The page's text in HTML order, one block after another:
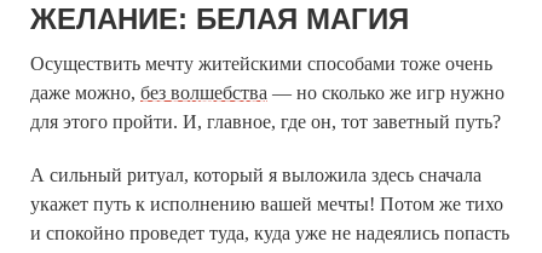
ЖЕЛАНИЕ: БЕЛАЯ МАГИЯ
Осуществить мечту житейскими способами тоже очень
даже можно, без волшебства — но сколько же игр нужно
для этого пройти. И, главное, где он, тот заветный путь?
А сильный ритуал, который я выложила здесь сначала
укажет путь к исполнению вашей мечты! Потом же тихо
и спокойно проведет туда, куда уже не надеялись попасть